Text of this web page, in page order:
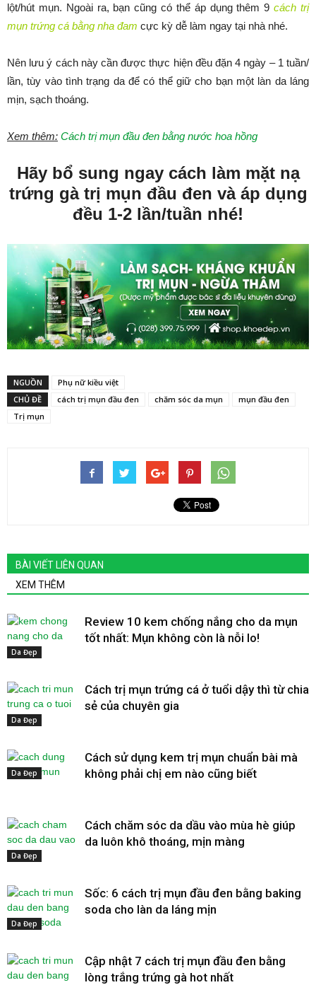
lột/hút mụn. Ngoài ra, bạn cũng có thể áp dụng thêm 9cách trị
mụn trứng cá bằng nha đam cực kỳ dễ làm ngay tại nhà nhé.
Nên lưu ý cách này cần được thực hiện đều đặn 4 ngày – 1 tuần/
lần, tùy vào tình trạng da để có thể giữ cho bạn một làn da láng
mịn, sạch thoáng.
Xem thêm: Cách trị mụn đầu đen bằng nước hoa hồng
Hãy bổ sung ngay cách làm mặt nạ
trứng gà trị mụn đầu đen và áp dụng
đều 1-2 lần/tuần nhé!
NGUỒN
Phụ nữ kiều việt
CHỦ ĐỀ
cách trị mụn đầu đen chăm sóc da mụn
mụn đầu đen
Trị mụn
BÀI VIẾT LIÊN QUAN
XEM THÊM
Da Đẹp
Review 10 kem chống nắng cho da mụn
tốt nhất: Mụn không còn là nỗi lo!
Da Đẹp
Cách trị mụn trứng cá ở tuổi dậy thì từ chia
sẻ của chuyên gia
Da Đẹp
Cách sử dụng kem trị mụn chuẩn bài mà
không phải chị em nào cũng biết
Da Đẹp
Cách chăm sóc da dầu vào mùa hè giúp
da luôn khô thoáng, mịn màng
Da Đẹp
Sốc: 6 cách trị mụn đầu đen bằng baking
soda cho làn da láng mịn
Cập nhật 7 cách trị mụn đầu đen bằng
lòng trắng trứng gà hot nhất